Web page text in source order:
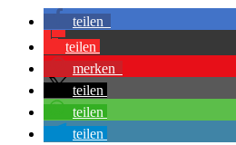
teilen
teilen
merken
teilen
teilen
teilen